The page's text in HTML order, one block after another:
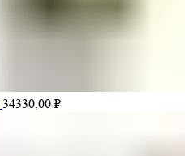
34330,00 ₽